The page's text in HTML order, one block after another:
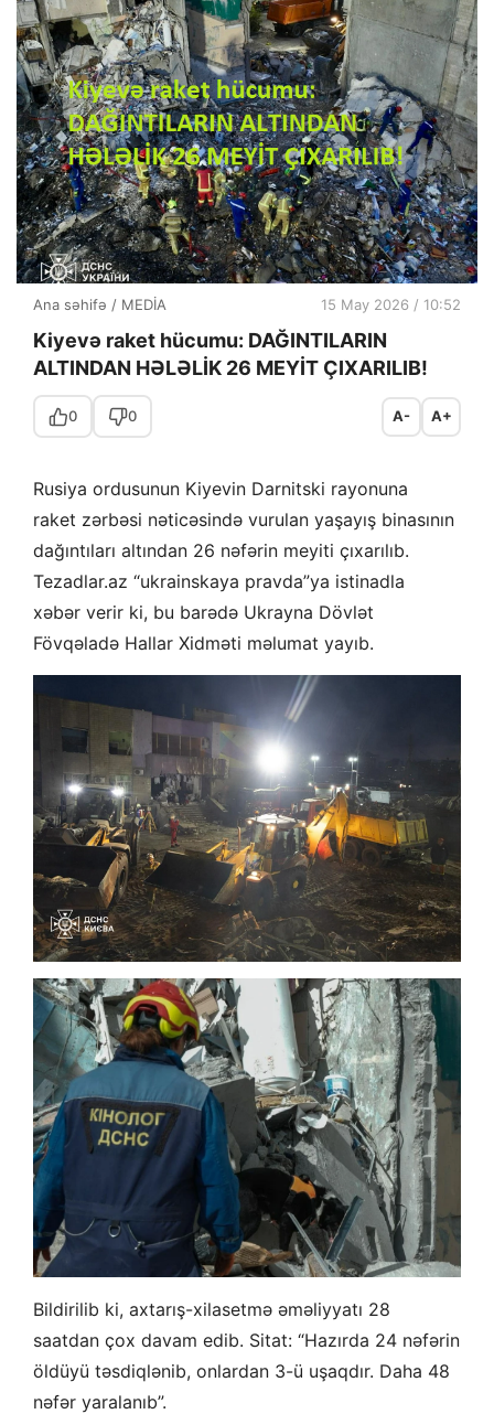
Ana səhifə / MEDİA 15 May 2026 / 10:52
Kiyevə raket hücumu: DAĞINTILARIN
ALTINDAN HƏLƏLİK 26 MEYİT ÇIXARILIB!
0 0 A- A+
Rusiya ordusunun Kiyevin Darnitski rayonuna
raket zərbəsi nəticəsində vurulan yaşayış binasının
dağıntıları altından 26 nəfərin meyiti çıxarılıb.
Tezadlar.az “ukrainskaya pravda”ya istinadla
xəbər verir ki, bu barədə Ukrayna Dövlət
Fövqəladə Hallar Xidməti məlumat yayıb.
Bildirilib ki, axtarış-xilasetmə əməliyyatı 28
saatdan çox davam edib. Sitat: “Hazırda 24 nəfərin
öldüyü təsdiqlənib, onlardan 3-ü uşaqdır. Daha 48
nəfər yaralanıb”.